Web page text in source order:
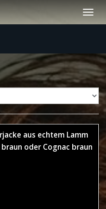
aus echtem Lamm
oder Cognac braun